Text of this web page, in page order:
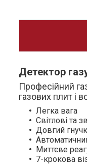
Детектор
Професійний
газових плит і
Легка вага
Світлові та
Довгий
Миттєве
7-крокова